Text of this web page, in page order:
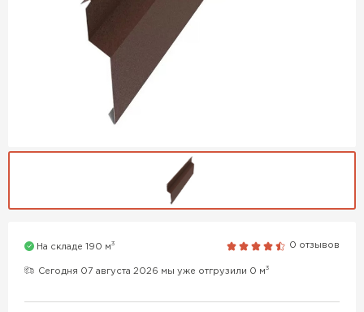
На складе 190 м3 0 отзывов
Сегодня 07 августа 2026 мы уже отгрузили 0 м3